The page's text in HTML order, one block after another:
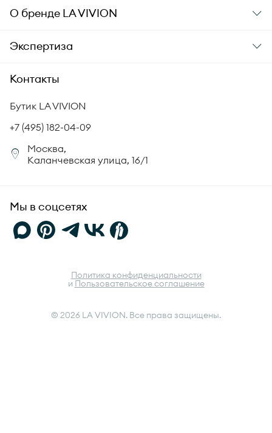
Уход за украшениями
Аксессуары
Заказ и оплата
Гарантия подлинности
Комплект документов
Политика возврата
Сертификация бриллиантов
Юридическая информация
О бренде LA VIVION
О компании
СМИ о нас
Корпоративный портал
Экспертиза
Академия LA VIVION
Статьи
Контакты
Бутик LA VIVION
+7 (495) 182-04-09
Москва,
Каланчевская улица, 16/1
Мы в соцсетях
© 2026 LA VIVION. Все права защищены.
Политика конфиденциальности
и Пользовательское соглашение